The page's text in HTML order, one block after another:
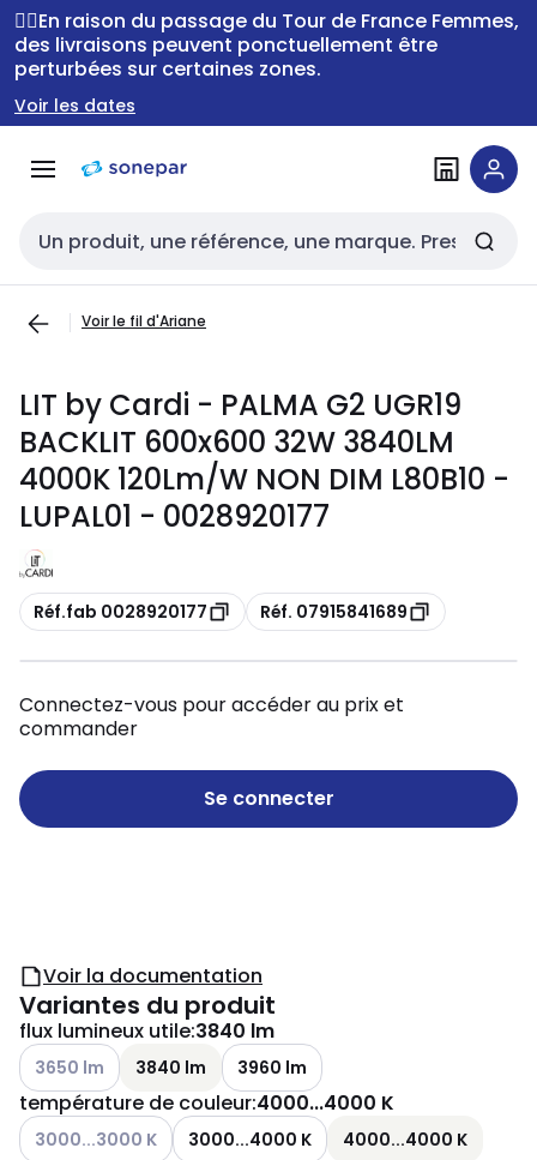
Passer à la
navigation
Passer
au
contenu
🚴‍♂️En raison du passage du Tour de France Femmes,
des livraisons peuvent ponctuellement être
perturbées sur certaines zones.
Voir les dates
Entrée de recherche
Voir le fil d'Ariane
LIT by Cardi - PALMA G2 UGR19
BACKLIT 600x600 32W 3840LM
4000K 120Lm/W NON DIM L80B10 -
LUPAL01 - 0028920177
Copie
Réf.fab 0028920177 Copie
Réf. 07915841689
Connectez-vous pour accéder au prix et
commander
Se connecter
Voir la documentation
Variantes du produit
flux lumineux utile:3840 lm
Voir les options disponibles
3650 lm 3840 lm 3960 lm
température de couleur:4000...4000 K
Voir les options disponibles
3000...3000 K 3000...4000 K 4000...4000 K